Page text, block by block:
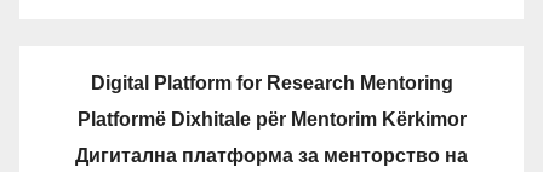
Digital Platform for Research Mentoring
Platformë Dixhitale për Mentorim Kërkimor
Дигитална платформа за менторство на